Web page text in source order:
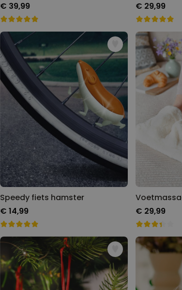
€ 39,99
€ 29,99
Speedy fiets hamster
€ 14,99
€ 29,99